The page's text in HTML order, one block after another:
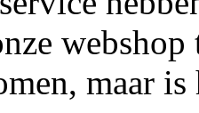
maar